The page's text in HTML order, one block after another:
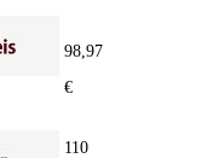
98,97
€
110